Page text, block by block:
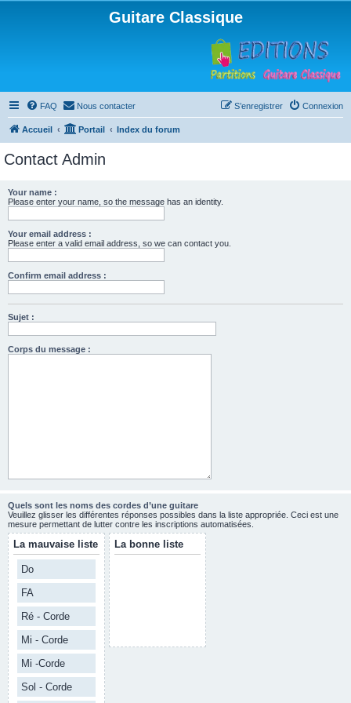
Guitare Classique
FAQ Nous contacter Connexion
S’enregistrer
Accueil Portail Index du forum
Contact Admin
Your name :
Please enter your name, so the message has an identity.
Your email address :
Please enter a valid email address, so we can contact you.
Confirm email address :
Sujet :
Corps du message :
Quels sont les noms des cordes d’une guitare
Veuillez glisser les différentes réponses possibles dans la liste appropriée. Ceci est une
mesure permettant de lutter contre les inscriptions automatisées.
La mauvaise liste
Do
FA
Ré - Corde
Mi - Corde
Mi -Corde
Sol - Corde
La bonne liste